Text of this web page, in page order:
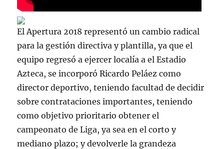
El Apertura 2018 representó un cambio radical
para la gestión directiva y plantilla, ya que el
equipo regresó a ejercer localía a el Estadio
Azteca, se incorporó Ricardo Peláez como
director deportivo, teniendo facultad de decidir
sobre contrataciones importantes, teniendo
como objetivo prioritario obtener el
campeonato de Liga, ya sea en el corto y
mediano plazo; y devolverle la grandeza